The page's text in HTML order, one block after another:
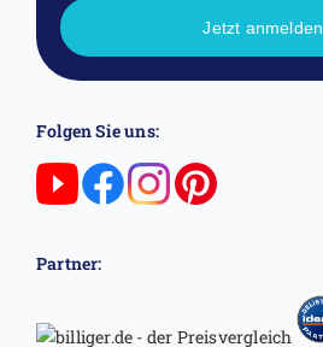
Jetzt anmelden
Folgen Sie uns:
Partner: